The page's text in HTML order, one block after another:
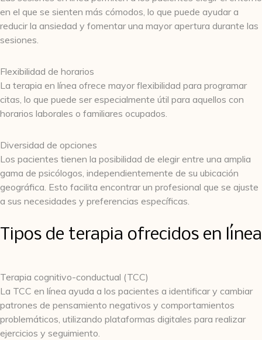
en el que se sienten más cómodos, lo que puede ayudar a
reducir la ansiedad y fomentar una mayor apertura durante las
sesiones.
Flexibilidad de horarios
La terapia en línea ofrece mayor flexibilidad para programar
citas, lo que puede ser especialmente útil para aquellos con
horarios laborales o familiares ocupados.
Diversidad de opciones
Los pacientes tienen la posibilidad de elegir entre una amplia
gama de psicólogos, independientemente de su ubicación
geográfica. Esto facilita encontrar un profesional que se ajuste
a sus necesidades y preferencias específicas.
Tipos de terapia ofrecidos en línea
Terapia cognitivo-conductual (TCC)
La TCC en línea ayuda a los pacientes a identificar y cambiar
patrones de pensamiento negativos y comportamientos
problemáticos, utilizando plataformas digitales para realizar
ejercicios y seguimiento.